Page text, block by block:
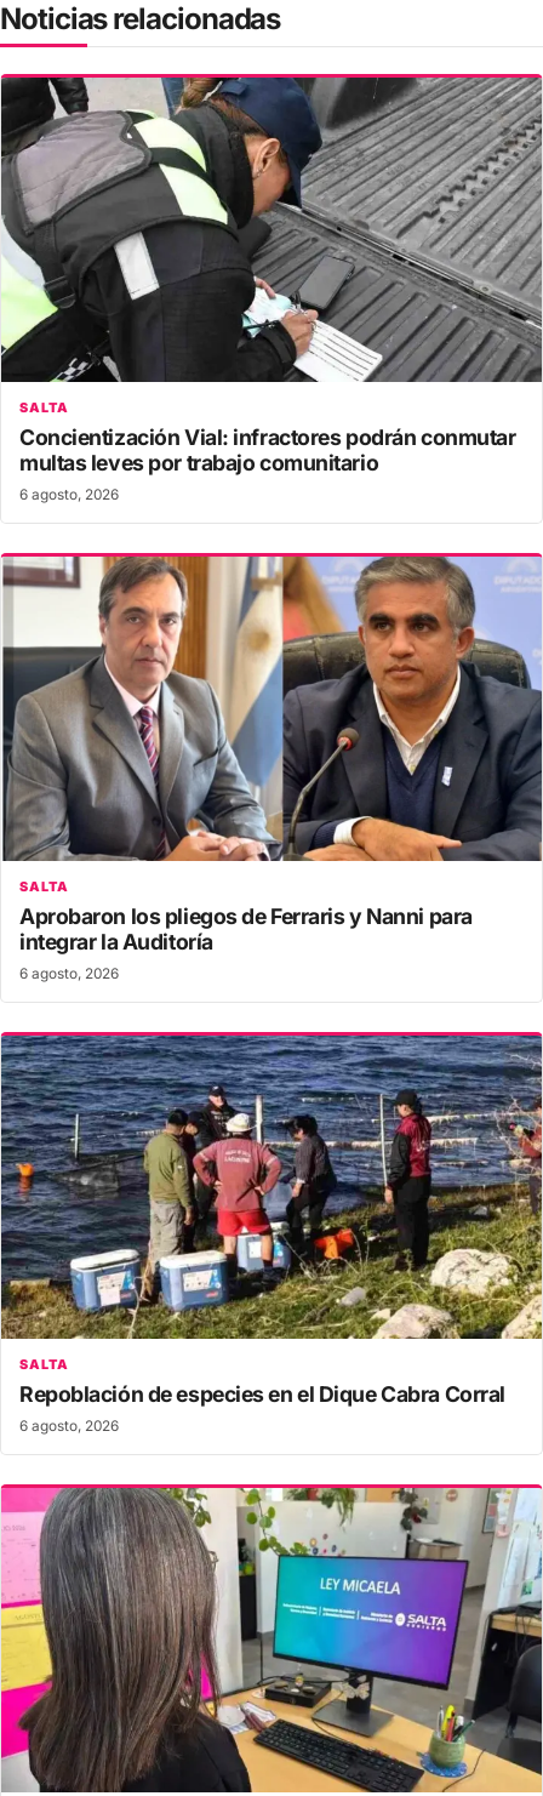
Noticias relacionadas
SALTA
Concientización Vial: infractores podrán conmutar
multas leves por trabajo comunitario
6 agosto, 2026
SALTA
Aprobaron los pliegos de Ferraris y Nanni para
integrar la Auditoría
6 agosto, 2026
SALTA
Repoblación de especies en el Dique Cabra Corral
6 agosto, 2026